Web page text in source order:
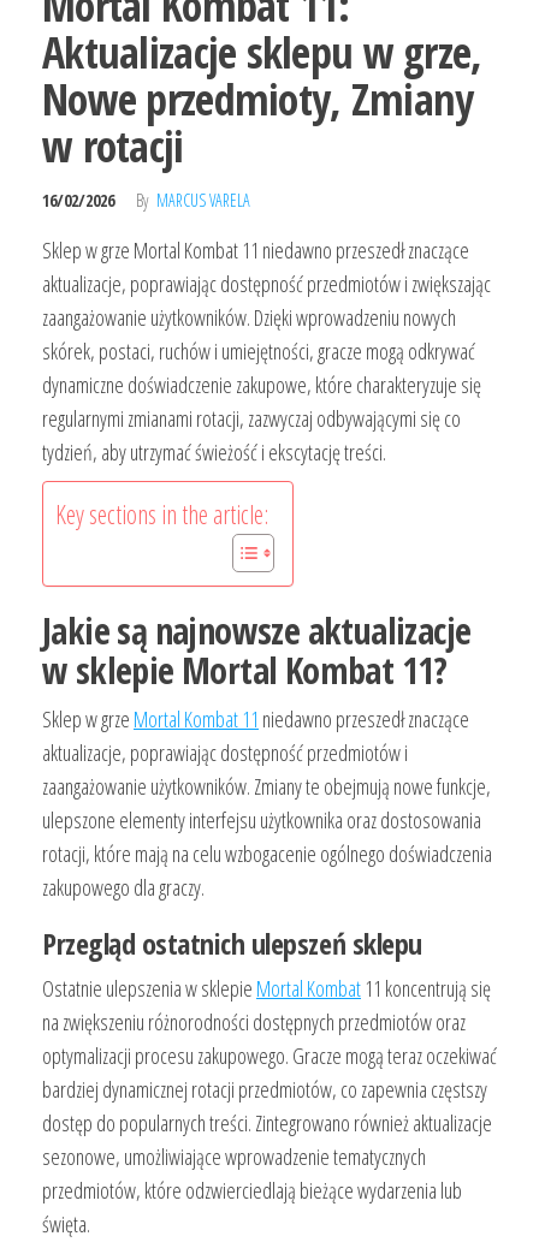
Aktualizacje sklepu w grze,
Nowe przedmioty, Zmiany
w rotacji
16/02/2026 By MARCUS VARELA
Sklep w grze Mortal Kombat 11 niedawno przeszedł znaczące
aktualizacje, poprawiając dostępność przedmiotów i zwiększając
zaangażowanie użytkowników. Dzięki wprowadzeniu nowych
skórek, postaci, ruchów i umiejętności, gracze mogą odkrywać
dynamiczne doświadczenie zakupowe, które charakteryzuje się
regularnymi zmianami rotacji, zazwyczaj odbywającymi się co
tydzień, aby utrzymać świeżość i ekscytację treści.
Key sections in the article:
Jakie są najnowsze aktualizacje
w sklepie Mortal Kombat 11?
Sklep w grze Mortal Kombat 11 niedawno przeszedł znaczące
aktualizacje, poprawiając dostępność przedmiotów i
zaangażowanie użytkowników. Zmiany te obejmują nowe funkcje,
ulepszone elementy interfejsu użytkownika oraz dostosowania
rotacji, które mają na celu wzbogacenie ogólnego doświadczenia
zakupowego dla graczy.
Przegląd ostatnich ulepszeń sklepu
Ostatnie ulepszenia w sklepie Mortal Kombat 11 koncentrują się
na zwiększeniu różnorodności dostępnych przedmiotów oraz
optymalizacji procesu zakupowego. Gracze mogą teraz oczekiwać
bardziej dynamicznej rotacji przedmiotów, co zapewnia częstszy
dostęp do popularnych treści. Zintegrowano również aktualizacje
sezonowe, umożliwiające wprowadzenie tematycznych
przedmiotów, które odzwierciedlają bieżące wydarzenia lub
święta.